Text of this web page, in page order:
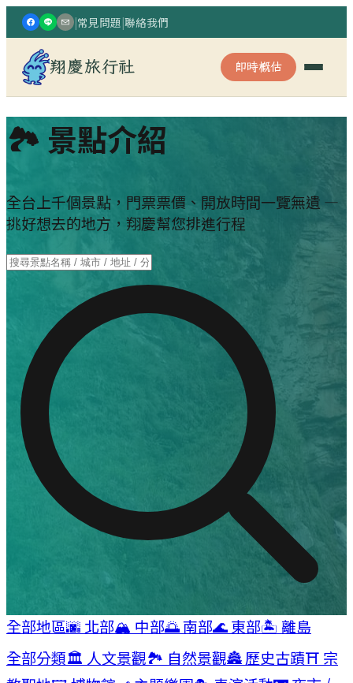
|常見問題|聯絡我們
翔慶旅行社 即時概估
🏞 景點介紹
全台上千個景點，門票票價、開放時間一覽無遺 —
挑好想去的地方，翔慶幫您排進行程
全部地區🌆 北部🏔 中部🌅南部🌊東部🏝 離島
全部分類🏛️ 人文景觀🏞️ 自然景觀🏯歷史古蹟⛩️ 宗